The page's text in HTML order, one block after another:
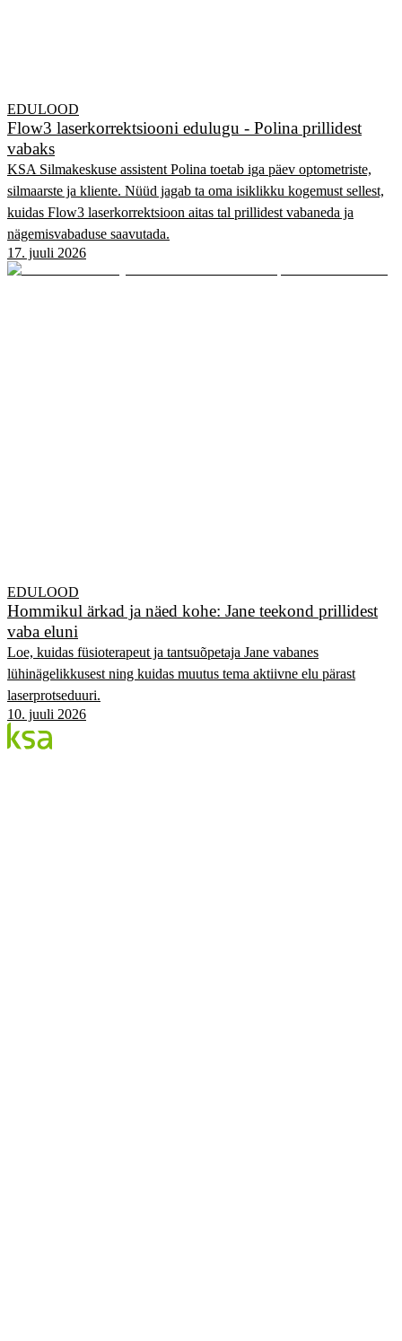
EDULOOD
Flow3 laserkorrektsiooni edulugu - Polina prillidest
vabaks
KSA Silmakeskuse assistent Polina toetab iga päev optometriste,
silmaarste ja kliente. Nüüd jagab ta oma isiklikku kogemust sellest,
kuidas Flow3 laserkorrektsioon aitas tal prillidest vabaneda ja
nägemisvabaduse saavutada.
17. juuli 2026
EDULOOD
Hommikul ärkad ja näed kohe: Jane teekond prillidest
vaba eluni
Loe, kuidas füsioterapeut ja tantsuõpetaja Jane vabanes
lühinägelikkusest ning kuidas muutus tema aktiivne elu pärast
laserprotseduuri.
10. juuli 2026